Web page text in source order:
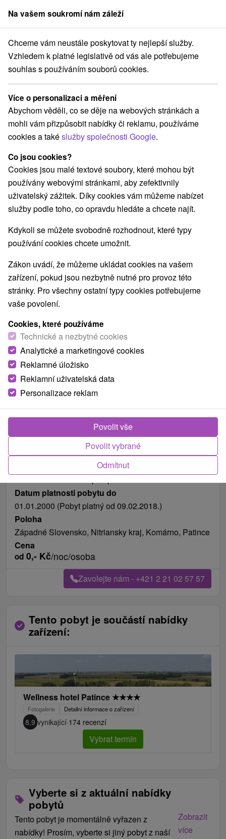
člen skupinySorger
Wellness hotel Patince **** Valentýnský víkend v Patincích
Valentýnský víkend v Patincích
Wellness hotel Patince ★★★★
Navigovat do místa
8,9 vynikající 174 recenzí
+22
od 127 nocí
Datum platnosti pobytu do
01.01.2000 (Pobyt platný od 09.02.2018.)
Poloha
Západné Slovensko, Nitriansky kraj, Komárno, Patince
Cena
od 0,- Kč/noc/osoba
Zavolejte nám - +421 2 21 02 57 57
Tento pobyt je součástí nabídky
zařízení:
Wellness hotel Patince ★★★★
Fotogalerie Detailní informace o zařízení
8,9 vynikající·174 recenzí
Vybrat termín
Vyberte si z aktuální nabídky
pobytů
Tento pobyt je momentálně vyřazen z
nabídky! Prosím, vyberte si jiný pobyt z naší
Zobrazit
více
Na vašem soukromí nám záleží
Chceme vám neustále poskytovat ty nejlepší služby.
Vzhledem k platné legislativě od vás ale potřebujeme
souhlas s používáním souborů cookies.
Více o personalizaci a měření
Abychom věděli, co se děje na webových stránkách a
mohli vám přizpůsobit nabídky či reklamu, používáme
cookies a takéslužby společnosti Google.
Co jsou cookies?
Cookies jsou malé textové soubory, které mohou být
používány webovými stránkami, aby zefektivnily
uživatelský zážitek. Díky cookies vám můžeme nabízet
služby podle toho, co opravdu hledáte a chcete najít.
Kdykoli se můžete svobodně rozhodnout, které typy
používání cookies chcete umožnit.
Zákon uvádí, že můžeme ukládat cookies na vašem
zařízení, pokud jsou nezbytně nutné pro provoz této
stránky. Pro všechny ostatní typy cookies potřebujeme
vaše povolení.
Cookies, které používáme
Technické a nezbytné cookies
Analytické a marketingové cookies
Reklamné úložisko
Reklamní uživatelská data
Personalizace reklam
Odmítnut
Povolit vybrané
Povolit vše